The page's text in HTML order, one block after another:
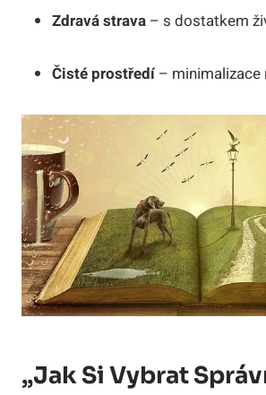
Zdravá strava – s dostatkem
Čisté prostředí– minimalizace
„Jak Si Vybrat